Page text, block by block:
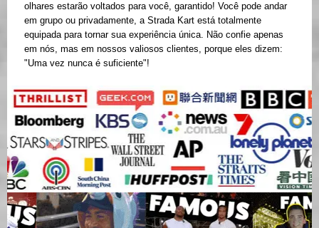
olhares estarão voltados para você, garantido! Você pode andar
em grupo ou privadamente, a Strada Kart está totalmente
equipada para tornar sua experiência única. Não confie apenas
em nós, mas em nossos valiosos clientes, porque eles dizem:
"Uma vez nunca é suficiente"!